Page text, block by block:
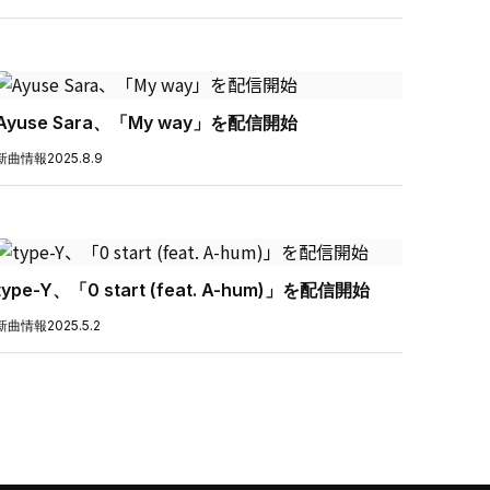
Sara、「My way」を配信開始
曲情報2025.8.9
Y、「0 start (feat. A-hum)」を配信開始
曲情報2025.5.2